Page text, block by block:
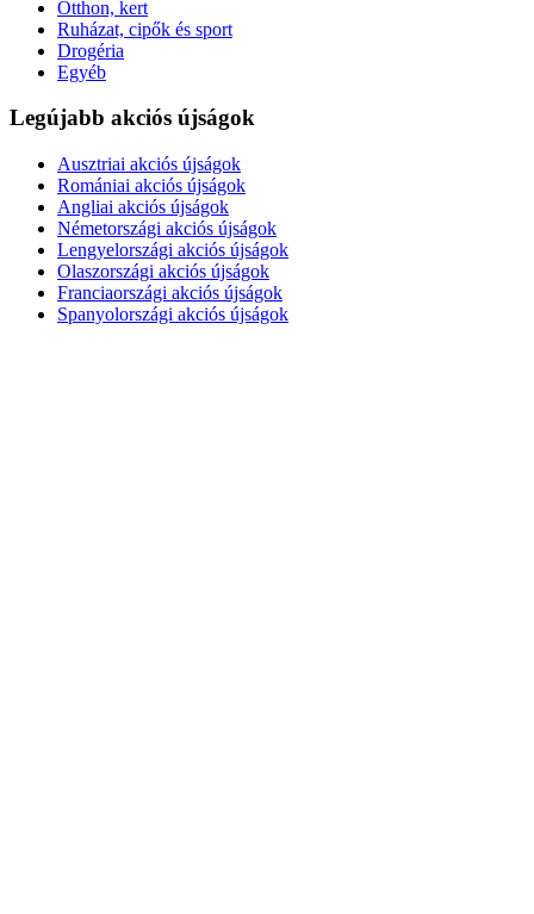
Otthon, kert
Ruházat, cipők és sport
Drogéria
Egyéb
Legújabb akciós újságok
Ausztriai akciós újságok
Romániai akciós újságok
Angliai akciós újságok
Németországi akciós újságok
Lengyelországi akciós újságok
Olaszországi akciós újságok
Franciaországi akciós újságok
Spanyolországi akciós újságok